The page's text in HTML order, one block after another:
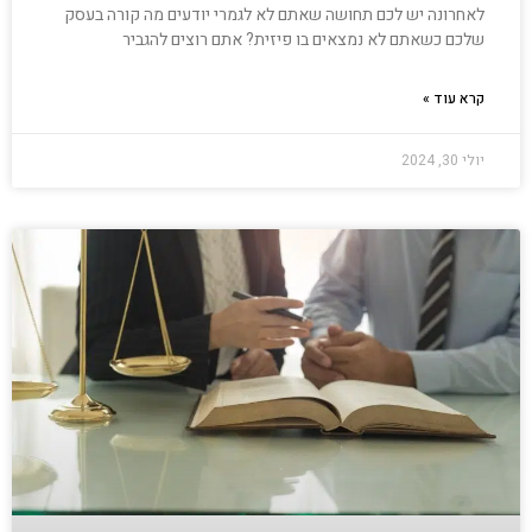
לאחרונה יש לכם תחושה שאתם לא לגמרי יודעים מה קורה בעסק
שלכם כשאתם לא נמצאים בו פיזית? אתם רוצים להגביר
קרא עוד »
יולי 30, 2024